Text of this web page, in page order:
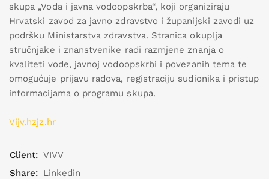
skupa „Voda i javna vodoopskrba“, koji organiziraju
Hrvatski zavod za javno zdravstvo i županijski zavodi uz
podršku Ministarstva zdravstva. Stranica okuplja
stručnjake i znanstvenike radi razmjene znanja o
kvaliteti vode, javnoj vodoopskrbi i povezanih tema te
omogućuje prijavu radova, registraciju sudionika i pristup
informacijama o programu skupa.
Vijv.hzjz.hr
Client: VIVV
Share: Linkedin